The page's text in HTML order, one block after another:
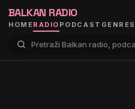
BALKAN RADIO
HOMERADIO PODCAST GENRES